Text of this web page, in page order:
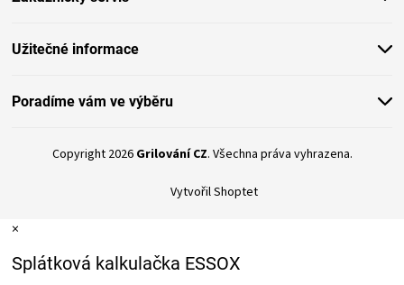
Užitečné informace
Poradíme vám ve výběru
Vytvořil Shoptet
Copyright 2026 Grilování CZ. Všechna práva vyhrazena.
×
Splátková kalkulačka ESSOX